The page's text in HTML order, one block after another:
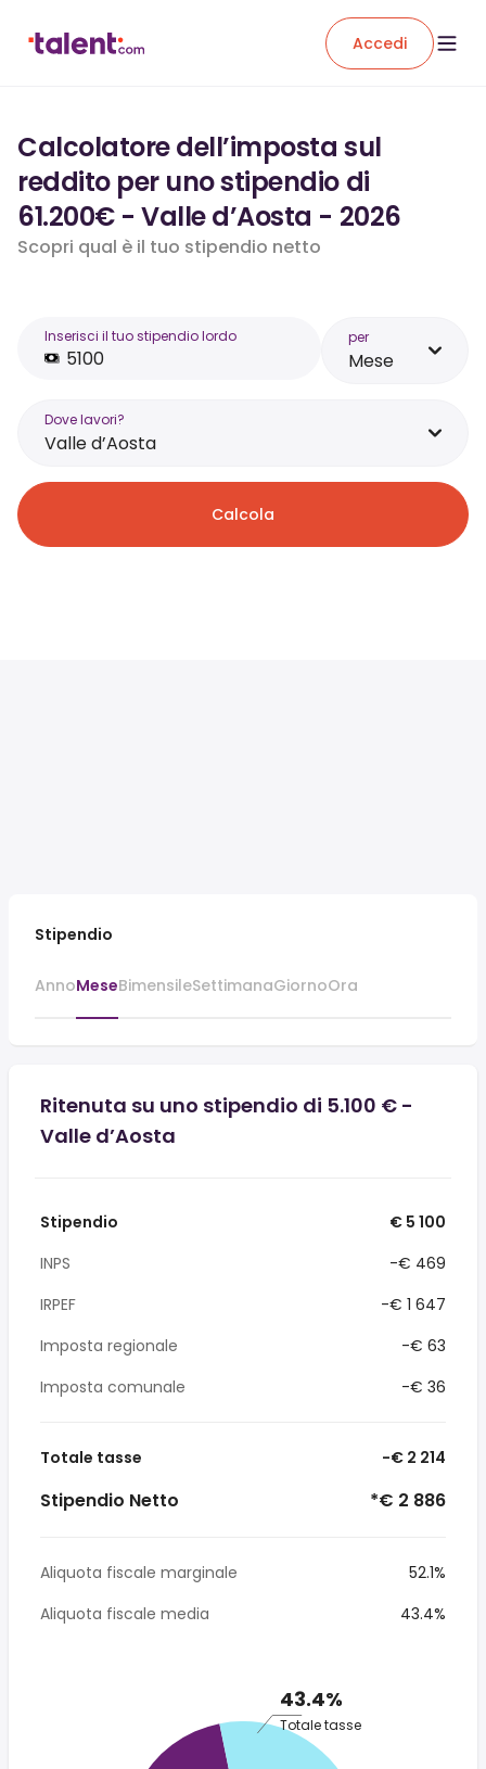
Accedi
Calcolatore dell’imposta sul
reddito per uno stipendio di
61.200€ - Valle d’Aosta - 2026
Scopri qual è il tuo stipendio netto
Inserisci il tuo stipendio lordo per
Mese
Dove lavori?
Valle d’Aosta
Calcola
Stipendio
AnnoMeseBimensileSettimanaGiornoOra
Ritenuta su uno stipendio di 5.100 € -
Valle d’Aosta
Stipendio
€ 5 100
INPS
-€ 469
IRPEF
-€ 1 647
Imposta regionale
-€ 63
Imposta comunale
-€ 36
Totale tasse -€ 2 214
Stipendio Netto *€ 2 886
Aliquota fiscale marginale
52.1%
Aliquota fiscale media
43.4%
43.4%
Totale tasse